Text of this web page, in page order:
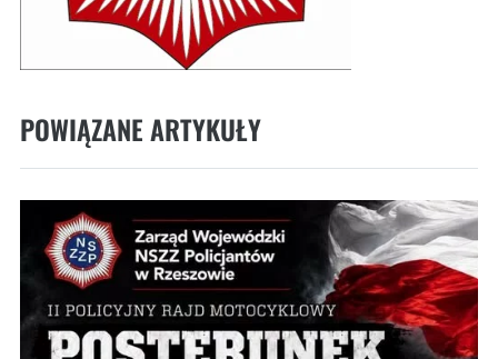
POWIĄZANE ARTYKUŁY